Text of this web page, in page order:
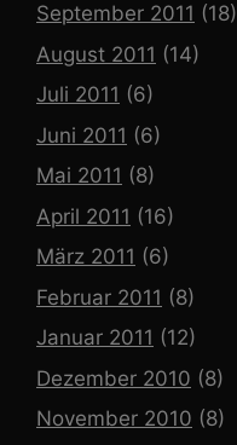
September 2011 (18)
August 2011 (14)
Juli 2011 (6)
Juni 2011 (6)
Mai 2011 (8)
April 2011 (16)
März 2011 (6)
Februar 2011 (8)
Januar 2011 (12)
Dezember 2010 (8)
November 2010 (8)